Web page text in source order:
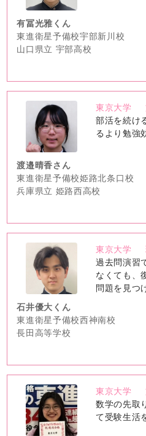
有冨光雅くん
東進衛星予備校宇部新川校
山口県立 宇部高校
no
image
東京大学
部活を続け
るより勉強
渡邉晴香さん
東進衛星予備校姫路北条口校
兵庫県立 姫路西高校
no
image
東京大学
過去問演習
なくても、
問題を見つ
石井優大くん
東進衛星予備校西神南校
長田高等学校
no
image
東京大学
数学の先取
て受験生活